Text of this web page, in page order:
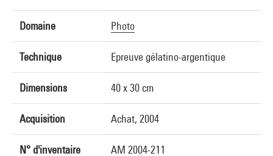
Domaine Photo
Technique Epreuve gélatino-argentique
Dimensions 40 x 30 cm
Acquisition Achat, 2004
N° d'inventaire AM 2004-211